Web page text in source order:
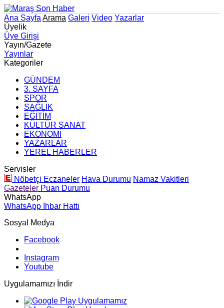
Ana Sayfa Arama Galeri Video Yazarlar
Üyelik
Üye Girişi
Yayın/Gazete
Yayınlar
Kategoriler
GÜNDEM
3. SAYFA
SPOR
SAĞLIK
EĞİTİM
KÜLTÜR SANAT
EKONOMİ
YAZARLAR
YEREL HABERLER
Servisler
Nöbetçi Eczaneler Hava Durumu Namaz Vakitleri
Gazeteler Puan Durumu
WhatsApp
WhatsApp İhbar Hattı
Sosyal Medya
Facebook
Instagram
Youtube
Uygulamamızı İndir